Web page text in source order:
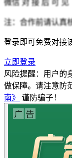
微信 对 接 后 可 见
注：合作前请认真
登录即可免费对接
立即登录
风险提醒：用户的
做保障。请注意防
南》
谨防骗子！